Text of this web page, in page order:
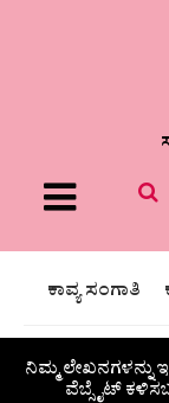
Menu
ಕಾವ್ಯ ಸಂಗಾತಿ
ನಿಮ್ಮ
ವೆಬ್ಸೈಟ್